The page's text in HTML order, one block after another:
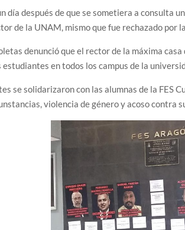
día después de que se sometiera a consulta
de la UNAM, mismo que fue rechazado por
denunció que el rector de la máxima
estudiantes en todos los campus de la
se solidarizaron con las alumnas de la FES
violencia de género y acoso contra